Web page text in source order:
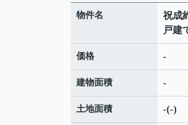
物件名
祝成
戸建
価格 -
建物面積 -
土地面積 -(-)